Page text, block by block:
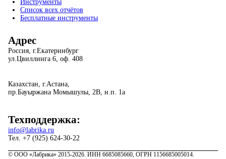
Инструменты
Список всех отчётов
Бесплатные инструменты
Адрес
Россия, г.Екатеринбург
ул.Цвиллинга 6, оф. 408
Казахстан, г.Астана,
пр.Бауыржана Момышулы, 2В, н.п. 1а
Техподдержка:
info@labrika.ru
Тел. +7 (925) 624-30-22
© ООО «Лабрика» 2015-2026. ИНН 6685085660, ОГРН 1156685005014.